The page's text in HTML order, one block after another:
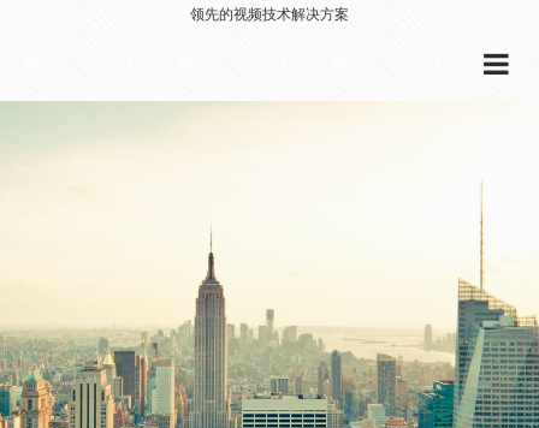
领先的视频技术解决方案